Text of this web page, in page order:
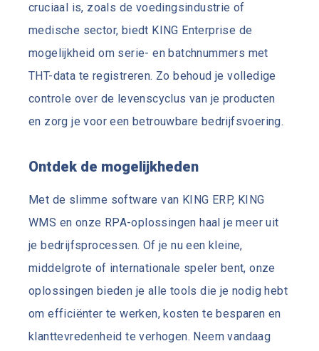
cruciaal is, zoals de voedingsindustrie of
medische sector, biedt KING Enterprise de
mogelijkheid om serie- en batchnummers met
THT-data te registreren. Zo behoud je volledige
controle over de levenscyclus van je producten
en zorg je voor een betrouwbare bedrijfsvoering.
Ontdek de mogelijkheden
Met de slimme software van KING ERP, KING
WMS en onze RPA-oplossingen haal je meer uit
je bedrijfsprocessen. Of je nu een kleine,
middelgrote of internationale speler bent, onze
oplossingen bieden je alle tools die je nodig hebt
om efficiënter te werken, kosten te besparen en
klanttevredenheid te verhogen. Neem vandaag